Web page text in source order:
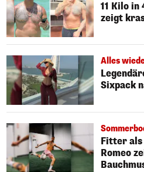
11 Kilo in
zeigt
Alles
Sixpack
Fitter als
Romeo